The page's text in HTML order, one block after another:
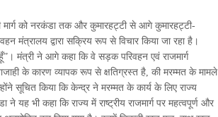
मार्ग को नरकंडा तक और कुमारहट्टी से आगे कुमारहट्टी-
मंत्रालय द्वारा सक्रिय रूप से विचार किया जा रहा है।
मंत्री ने आगे कहा कि वे सड़क परिवहन एवं राजमार्ग
के कारण व्यापक रूप से क्षतिग्रस्त है, की मरम्मत के मामले
सूचित किया कि केन्द्र ने मरम्मत के कार्य के लिए राज्य
भी कहा कि राज्य में राष्ट्रीय राजमार्ग पर महत्वपूर्ण और